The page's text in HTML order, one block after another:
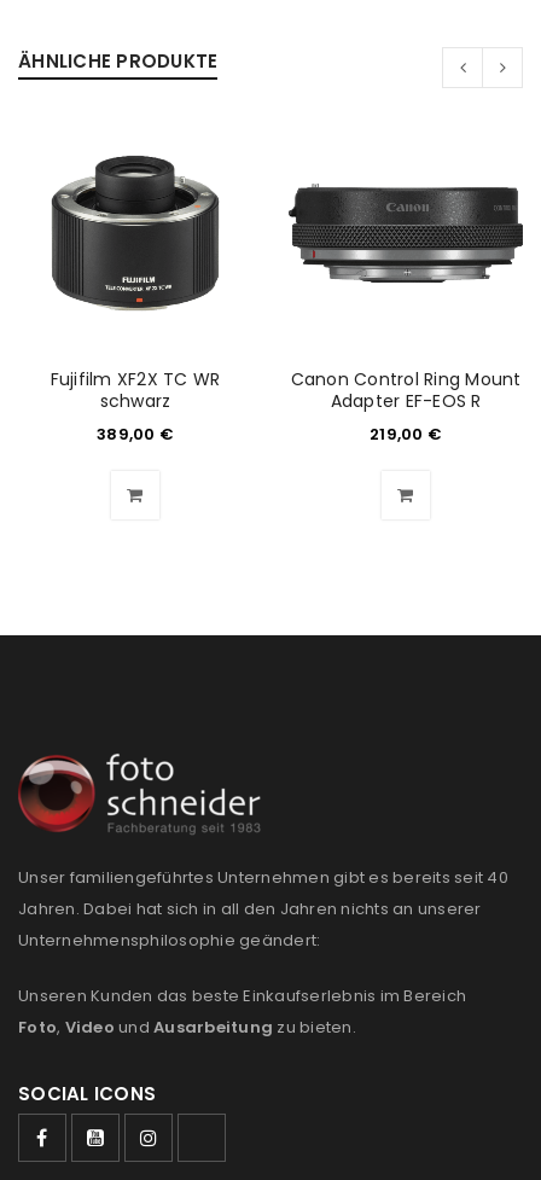
Anmeldeformular geschützt durch
Angemeldet bleiben
ANMELDEN
PASSWORT VERGESSEN?
REGISTRIEREN
E-Mail-Adresse
ÄHNLICHE PRODUKTE
Fujifilm XF2X TC WR
schwarz
389,00 €
Canon Control Ring Mount
Adapter EF-EOS R
219,00 €
Unser familiengeführtes Unternehmen gibt es bereits seit 40
Jahren. Dabei hat sich in all den Jahren nichts an unserer
Unternehmensphilosophie geändert:
Unseren Kunden das beste Einkaufserlebnis im Bereich
Foto, Video und Ausarbeitung zu bieten.
SOCIAL ICONS